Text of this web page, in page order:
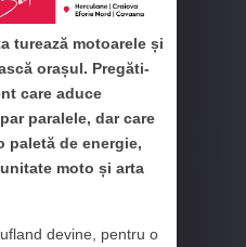
turează motoarele și
orașul. Pregăti-
care aduce
paralele, dar care
paletă de energie,
moto și arta
devine, pentru o